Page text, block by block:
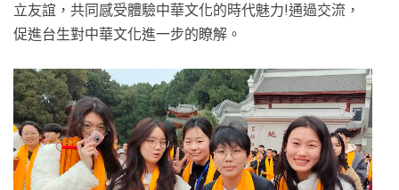
立友誼，共同感受體驗中華文化的時代魅力!通過交流，
促進台生對中華文化進一步的瞭解。